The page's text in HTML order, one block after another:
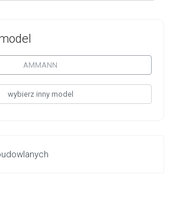
AMMANN
wybierz inny model